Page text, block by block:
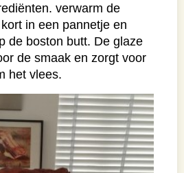
verwarm de
in een pannetje en
de boston butt. De glaze
de smaak en zorgt voor
het vlees.